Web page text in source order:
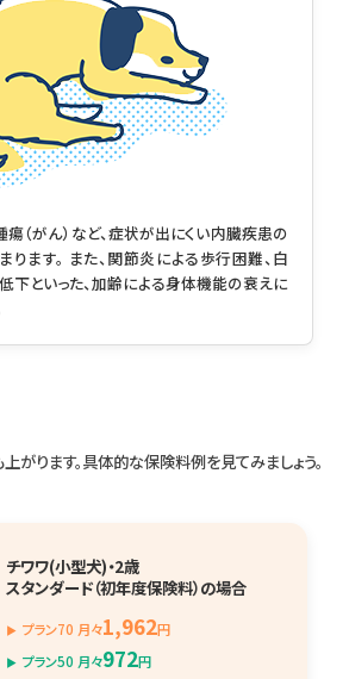
（がん）など、症状が出にくい内臓疾患の
ります。 また、関節炎による歩行困難、白
下といった、加齢による身体機能の衰えに
がります。具体的な保険料例を見てみましょう。
チワワ(小型犬)・2歳
スタンダード（初年度保険料）の場合
プラン70 月々1,962円
プラン50 月々972円